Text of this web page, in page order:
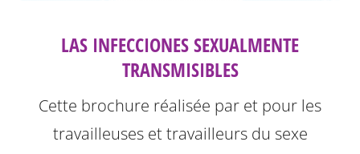
LAS INFECCIONES SEXUALMENTE
TRANSMISIBLES
Cette brochure réalisée par et pour les
travailleuses et travailleurs du sexe